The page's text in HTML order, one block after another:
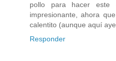
pollo para hacer este
impresionante, ahora
calentito (aunque aquí
Responder